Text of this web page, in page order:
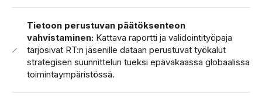
Tietoon perustuvan päätöksenteon
vahvistaminen: Kattava raportti ja validointityöpaja
tarjosivat RT:n jäsenille dataan perustuvat työkalut
strategisen suunnittelun tueksi epävakaassa globaalissa
toimintaympäristössä.